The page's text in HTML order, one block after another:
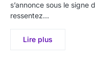
s’annonce sous le signe
ressentez…
Lire plus